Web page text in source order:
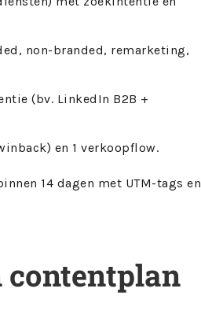
non-branded, remarketing,
(bv. LinkedIn B2B +
en 1 verkoopflow.
14 dagen met UTM-tags en
contentplan